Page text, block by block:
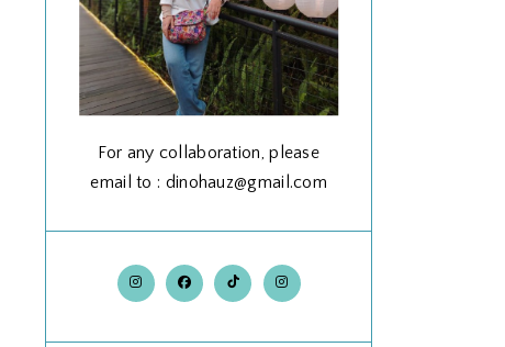
For any collaboration, please
email to : dinohauz@gmail.com